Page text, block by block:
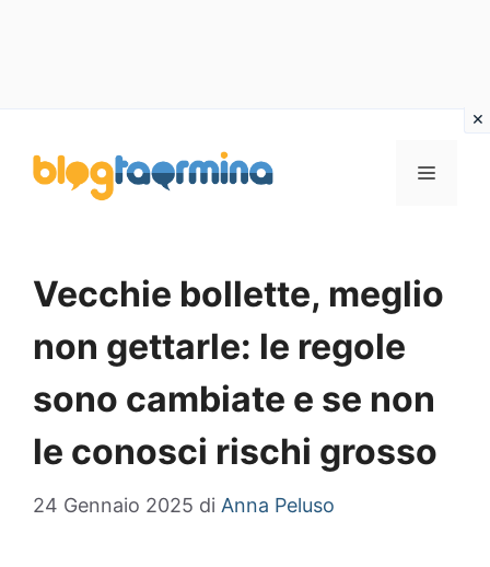
contenuto
MENU
Vecchie bollette, meglio
non gettarle: le regole
sono cambiate e se non
le conosci rischi grosso
24 Gennaio 2025 di Anna Peluso